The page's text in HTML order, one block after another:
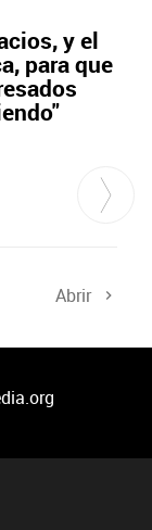
y el
para que
Abrir